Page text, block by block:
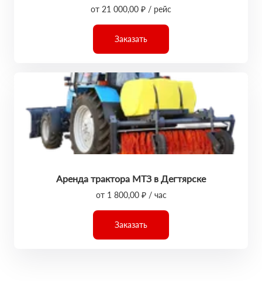
от 21 000,00 ₽ / рейс
Заказать
Аренда трактора МТЗ в Дегтярске
от 1 800,00 ₽ / час
Заказать